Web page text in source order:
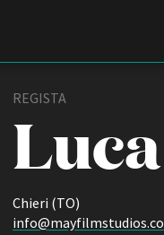
REGISTA
Chieri (TO)